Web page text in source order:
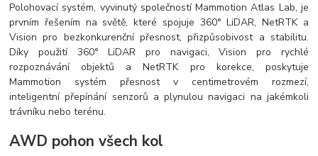
Polohovací systém, vyvinutý společností Mammotion Atlas Lab, je
prvním řešením na světě, které spojuje 360° LiDAR, NetRTK a
Vision pro bezkonkurenční přesnost, přizpůsobivost a stabilitu.
Díky použití 360° LiDAR pro navigaci, Vision pro rychlé
rozpoznávání objektů a NetRTK pro korekce, poskytuje
Mammotion systém přesnost v centimetrovém rozmezí,
inteligentní přepínání senzorů a plynulou navigaci na jakémkoli
trávníku nebo terénu.
AWD pohon všech kol